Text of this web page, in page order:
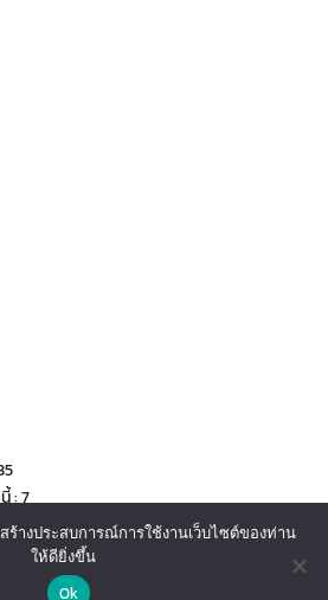
: 7
ร้างประสบการณ์การใช้งานเว็บไซต์ของท่าน
ให้ดียิ่งขึ้น
Ok
ติดต่อเรา/Contact us